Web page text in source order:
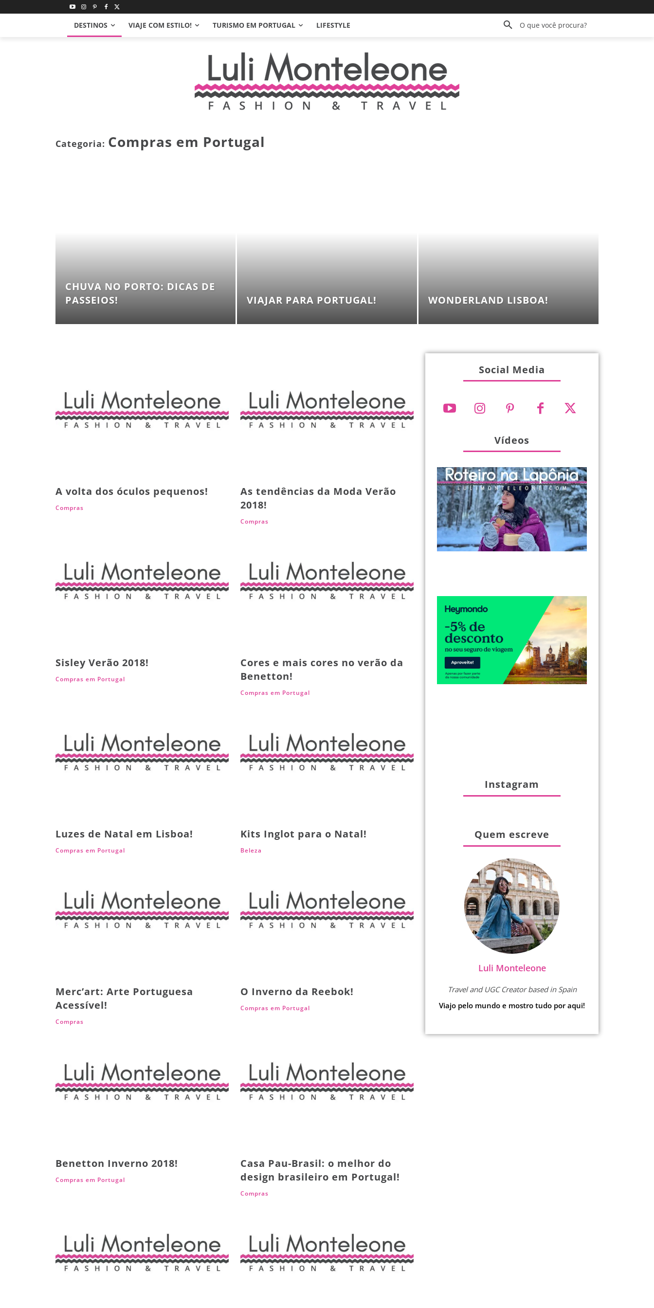
DESTINOS VIAJE COM ESTILO! TURISMO EM PORTUGAL LIFESTYLE O que você procura?
Categoria: Compras em Portugal
CHUVA NO PORTO: DICAS DE
PASSEIOS!
VIAJAR PARA PORTUGAL! WONDERLAND LISBOA!
A volta dos óculos pequenos!
Compras
As tendências da Moda Verão
2018!
Compras
Sisley Verão 2018!
Compras em Portugal
Cores e mais cores no verão da
Benetton!
Compras em Portugal
Luzes de Natal em Lisboa!
Compras em Portugal
Kits Inglot para o Natal!
Beleza
Merc’art: Arte Portuguesa
Acessível!
Compras
O Inverno da Reebok!
Compras em Portugal
Benetton Inverno 2018!
Compras em Portugal
Casa Pau-Brasil: o melhor do
design brasileiro em Portugal!
Compras
Social Media
Vídeos
Instagram
Quem escreve
Luli Monteleone
Travel and UGC Creator based in Spain
Viajo pelo mundo e mostro tudo por aqui!